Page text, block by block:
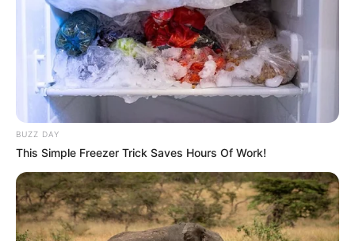
ไม่มีท่าทีจะกลับมา คนมีคู่ คนรักพยายามให้ทำในสิ่งที่เขา
https://seeme.me/ch/duangded/kjW4PL?
pl=yPX6Ay
ดวงรายสัปดาห์ 23 – 30 มิถุนายน 2562 (คนเกิดทั้ง 7 วัน)
BUZZ DAY
This Simple Freezer Trick Saves Hours Of Work!